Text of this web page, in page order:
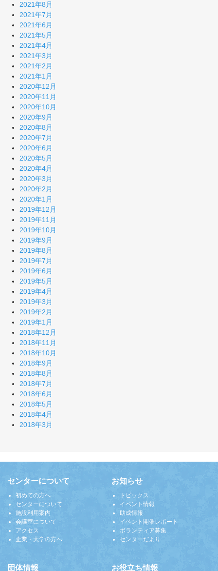
2021年8月
2021年7月
2021年6月
2021年5月
2021年4月
2021年3月
2021年2月
2021年1月
2020年12月
2020年11月
2020年10月
2020年9月
2020年8月
2020年7月
2020年6月
2020年5月
2020年4月
2020年3月
2020年2月
2020年1月
2019年12月
2019年11月
2019年10月
2019年9月
2019年8月
2019年7月
2019年6月
2019年5月
2019年4月
2019年3月
2019年2月
2019年1月
2018年12月
2018年11月
2018年10月
2018年9月
2018年8月
2018年7月
2018年6月
2018年5月
2018年4月
2018年3月
センターについて
初めての方へ
センターについて
施設利用案内
会議室について
アクセス
企業・大学の方へ
お知らせ
トピックス
イベント情報
助成情報
イベント開催レポート
ボランティア募集
センターだより
団体情報 お役立ち情報